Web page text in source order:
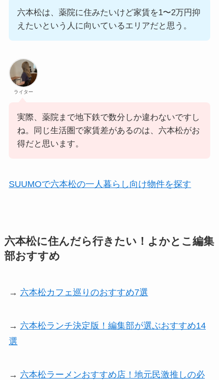
六本松は、薬院に住みたいけど家賃を1〜2万円抑
えたいという人に向いているエリアだと思う。
ライター
実際、薬院まで地下鉄で数分しか違わないですし
ね。同じ生活圏で家賃差があるのは、六本松がお
得だと思います。
SUUMOで六本松の一人暮らし向け物件を探す
六本松に住んだら行きたい！よかとこ編集
部おすすめ
→ 六本松カフェ巡りのおすすめ7選
→ 六本松ランチ決定版！編集部が選ぶおすすめ14
選
→ 六本松ラーメンおすすめ店！地元民激推しの必